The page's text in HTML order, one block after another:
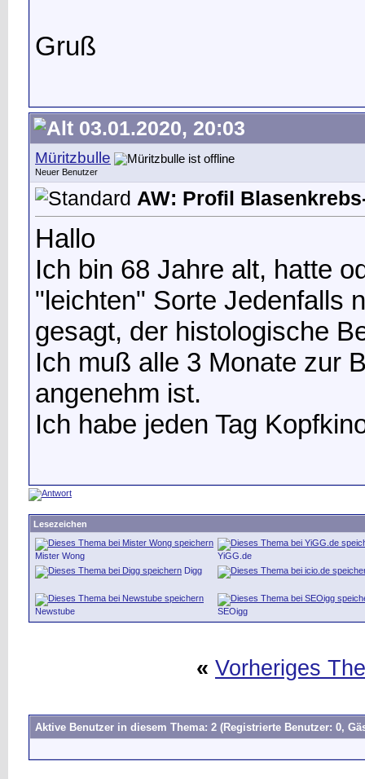
Gruß
03.01.2020, 20:03
Müritzbulle
Neuer Benutzer
AW: Profil
Hallo
Ich bin 68 Jahre alt, hatte
"leichten" Sorte Jedenfalls
gesagt, der histologische
Ich muß alle 3 Monate zur
angenehm ist.
Ich habe jeden Tag
Lesezeichen
Mister Wong
YiGG.de
Digg
Newstube SEOigg
« Vorheriges
Aktive Benutzer in diesem Thema: 2 (Registrierte Benutzer: 0,